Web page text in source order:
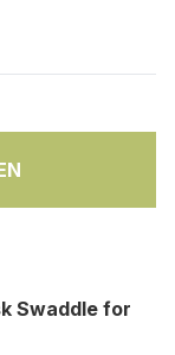
Swaddle for